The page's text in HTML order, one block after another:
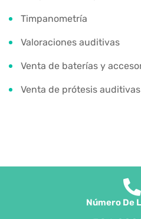
Timpanometría
Valoraciones auditivas
Venta de baterías y
Venta de prótesis auditivas
Número De